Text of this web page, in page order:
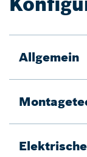
Allgemein